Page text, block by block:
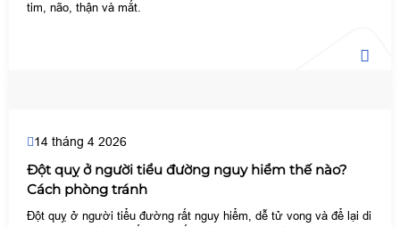
tim, não, thận và mắt.
14 tháng 4 2026
Đột quỵ ở người tiểu đường nguy hiểm thế nào?
Cách phòng tránh
Đột quỵ ở người tiểu đường rất nguy hiểm, dễ tử vong và để lại di